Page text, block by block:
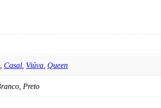
Casal Viúva Queen
Preto